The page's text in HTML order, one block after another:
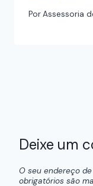
PorAssessoria
Deixe um
O seu endereço
obrigatórios são